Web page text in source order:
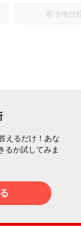
寒冷地仕
えるだけ！あな
るか試してみま